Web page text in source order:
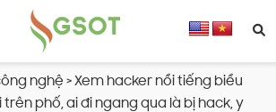
nghệ > Xem hacker nổi tiếng biểu
phố, ai đi ngang qua là bị hack, y